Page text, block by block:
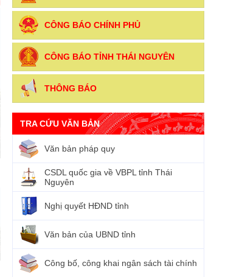
CÔNG BÁO CHÍNH PHỦ
CÔNG BÁO TỈNH THÁI NGUYÊN
THÔNG BÁO
TRA CỨU VĂN BẢN
Văn bản pháp quy
CSDL quốc gia về VBPL tỉnh Thái
Nguyên
Nghị quyết HĐND tỉnh
Văn bản của UBND tỉnh
Công bố, công khai ngân sách tài chính